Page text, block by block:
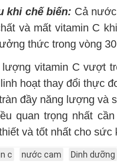
khi chế biến: Cả
và mất vitamin C
thức trong vòng
vitamin C vượt
hoạt thay đổi thực
đầy năng lượng và
quan trọng nhất
và tốt nhất cho sức
c nước cam Dinh dưỡng